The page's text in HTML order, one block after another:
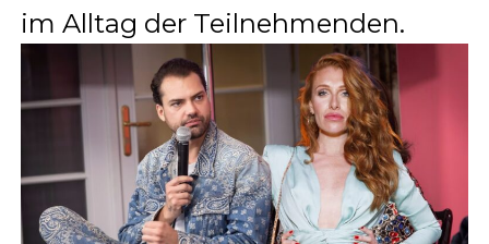
im Alltag der Teilnehmenden.